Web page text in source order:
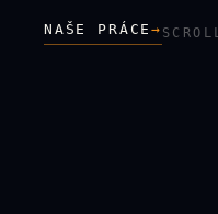
NAŠE PRÁCE→ SCROLL